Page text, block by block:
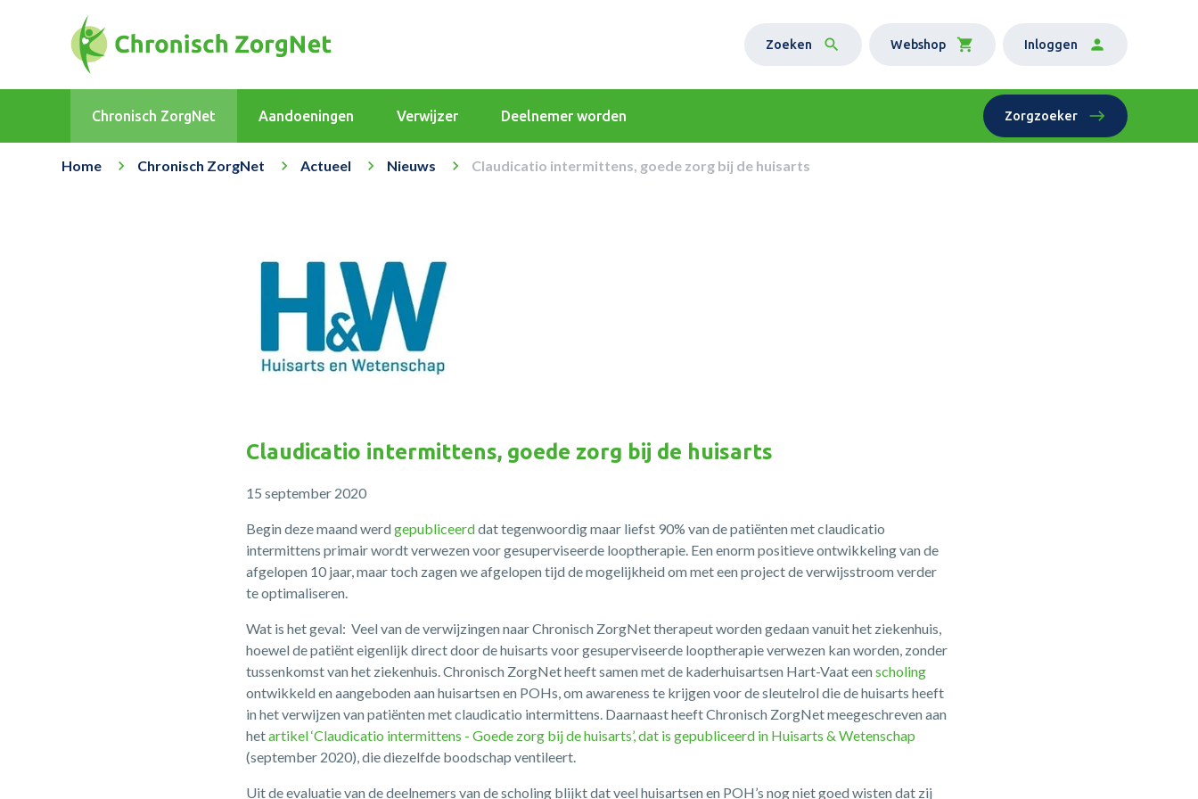
Zoeken Webshop Inloggen
Chronisch ZorgNet Aandoeningen Verwijzer Deelnemer worden Zorgzoeker
Home Chronisch ZorgNet Actueel Nieuws Claudicatio intermittens, goede zorg bij de huisarts
Claudicatio intermittens, goede zorg bij de huisarts
15 september 2020
Begin deze maand werdgepubliceerddat tegenwoordig maar liefst 90% van de patiënten met claudicatio
intermittens primair wordt verwezen voor gesuperviseerde looptherapie. Een enorm positieve ontwikkeling van de
afgelopen 10 jaar, maar toch zagen we afgelopen tijd de mogelijkheid om met een project de verwijsstroom verder
te optimaliseren.
Wat is het geval: Veel van de verwijzingen naar Chronisch ZorgNet therapeut worden gedaan vanuit het ziekenhuis,
hoewel de patiënt eigenlijk direct door de huisarts voor gesuperviseerde looptherapie verwezen kan worden, zonder
tussenkomst van het ziekenhuis. Chronisch ZorgNet heeft samen met de kaderhuisartsen Hart-Vaat eenscholing
ontwikkeld en aangeboden aan huisartsen en POHs, om awareness te krijgen voor de sleutelrol die de huisarts heeft
in het verwijzen van patiënten met claudicatio intermittens. Daarnaast heeft Chronisch ZorgNet meegeschreven aan
hetartikel ‘Claudicatio intermittens - Goede zorg bij de huisarts’, dat is gepubliceerd in Huisarts & Wetenschap
(september 2020), die diezelfde boodschap ventileert.
Uit de evaluatie van de deelnemers van de scholing blijkt dat veel huisartsen en POH’s nog niet goed wisten dat zij